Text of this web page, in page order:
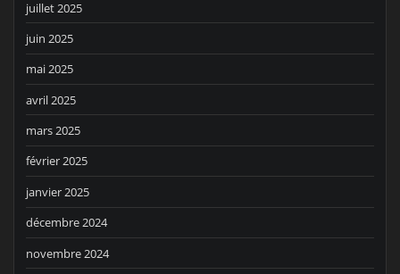
juillet 2025
juin 2025
mai 2025
avril 2025
mars 2025
février 2025
janvier 2025
décembre 2024
novembre 2024